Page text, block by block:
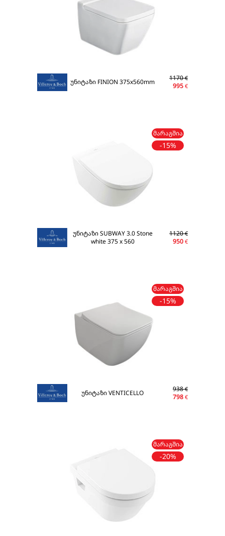
უნიტაზი FINION 375x560mm 1170€
995 €
ᲛᲐᲠᲐᲒᲨᲘᲐ
-15%
უნიტაზი SUBWAY 3.0 Stone
white 375 x 560
1120€
950 €
ᲛᲐᲠᲐᲒᲨᲘᲐ
-15%
უნიტაზი VENTICELLO 938€
798 €
ᲛᲐᲠᲐᲒᲨᲘᲐ
-20%